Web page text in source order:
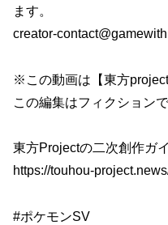
ます。
creator-
※この動画は【東方
この編集はフィクションで
東方Projectの二次創作ガ
https://touhou-
#ポケモンSV